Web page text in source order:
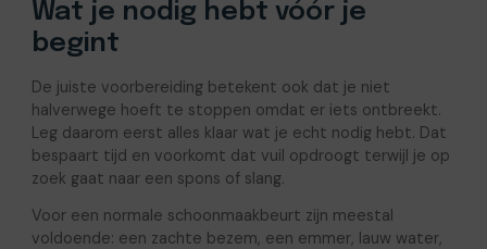
Wat je nodig hebt vóór je
begint
De juiste voorbereiding betekent ook dat je niet
halverwege hoeft te stoppen omdat er iets ontbreekt.
Leg daarom eerst alles klaar wat je echt nodig hebt. Dat
bespaart tijd en voorkomt dat vuil opdroogt terwijl je op
zoek gaat naar een spons of slang.
Voor een normale schoonmaakbeurt zijn meestal
voldoende: een zachte bezem, een emmer, lauw water,